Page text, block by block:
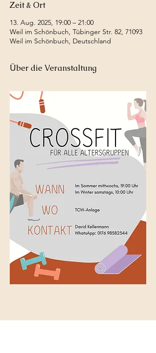
Zeit & Ort
13. Aug. 2025, 19:00 – 21:00
Weil im Schönbuch, Tübinger Str. 82, 71093
Weil im Schönbuch, Deutschland
Über die Veranstaltung